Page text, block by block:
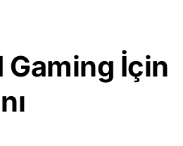
Gaming İçin